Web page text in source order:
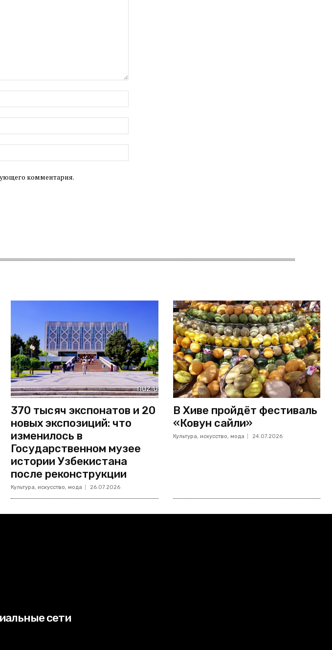
почта:*
Сайт:
комментария.
370 тысяч экспонатов и 20
новых экспозиций: что
изменилось в
Государственном музее
истории Узбекистана
после реконструкции
Культура, искусство, мода 26.07.2026
В Хиве пройдёт фестиваль
«Ковун сайли»
Культура, искусство, мода 24.07.2026
сети